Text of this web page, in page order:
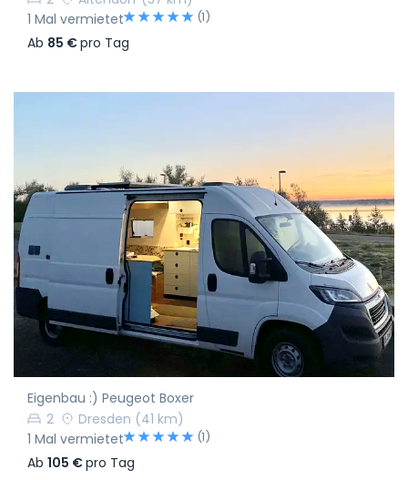
1 Mal vermietet
(1)
Ab 85 €pro Tag
Eigenbau :) Peugeot Boxer
2
Dresden (41 km)
1 Mal vermietet
(1)
Ab 105 €pro Tag